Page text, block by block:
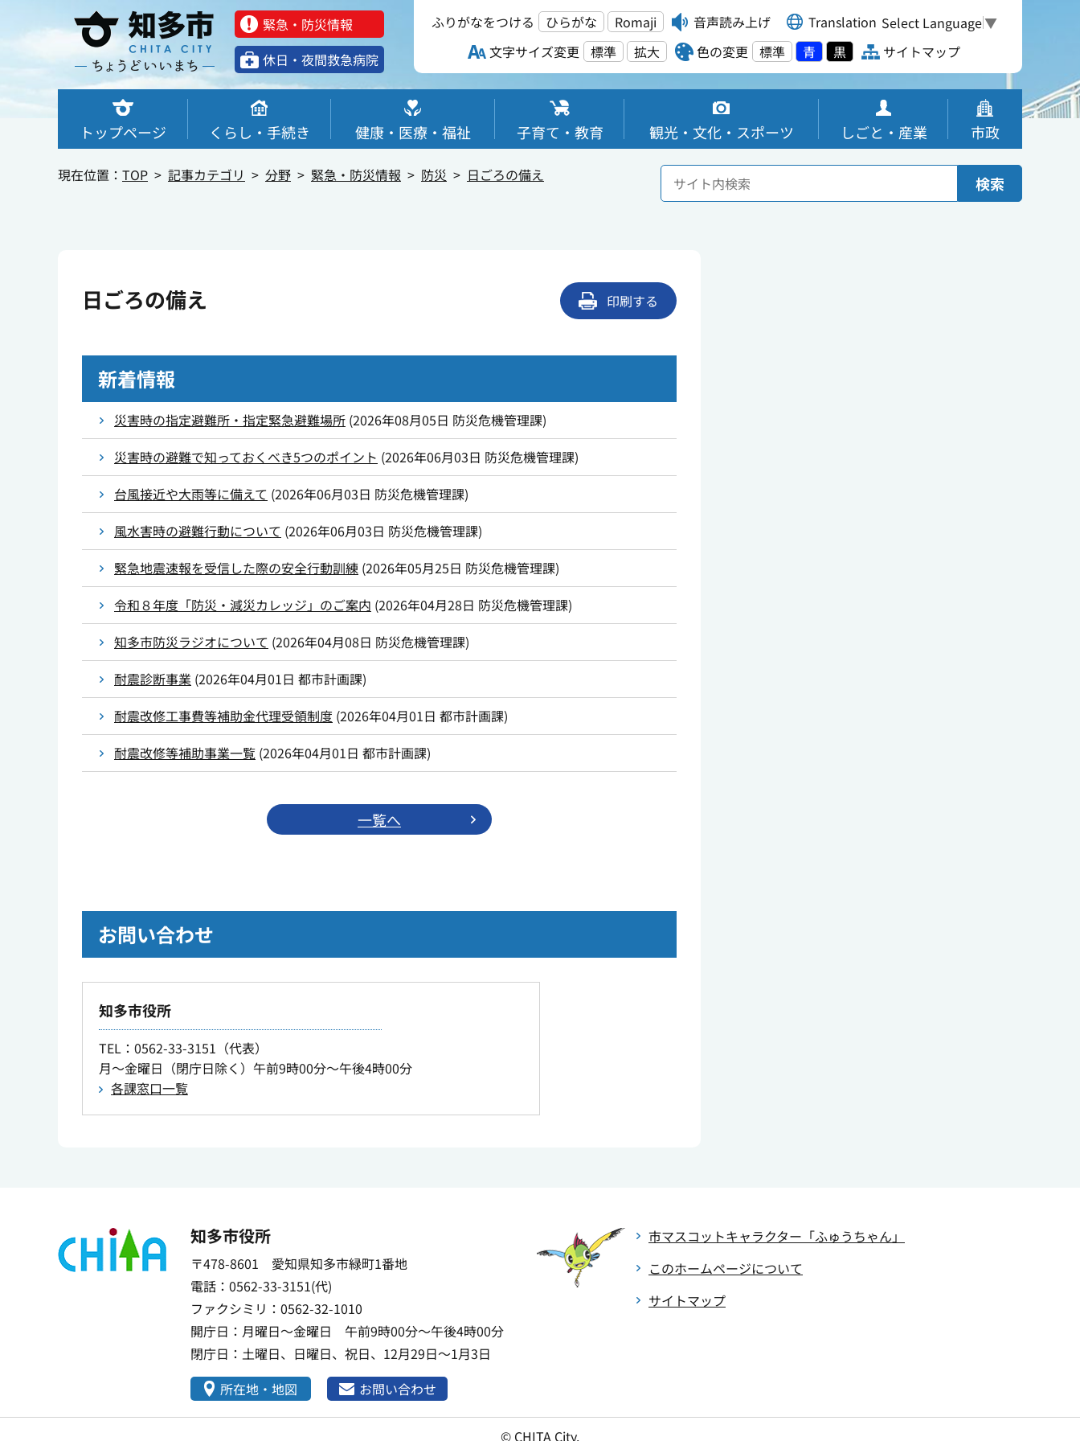
緊急・防災情報
休⽇・夜間救急病院
ふりがなをつける ひらがな Romaji 音声読み上げ Translation Select Language▼
文字サイズ変更
標準 拡大 色の変更 標準 青 黒 サイトマップ
トップページ くらし・手続き 健康・医療・福祉 子育て・教育 観光・文化・スポーツ しごと・産業 市政
現在位置： TOP 記事カテゴリ 分野 緊急・防災情報 防災 日ごろの備え 検索
日ごろの備え 印刷する
新着情報
災害時の指定避難所・指定緊急避難場所 (2026年08月05日 防災危機管理課)
災害時の避難で知っておくべき5つのポイント (2026年06月03日 防災危機管理課)
台風接近や大雨等に備えて (2026年06月03日 防災危機管理課)
風水害時の避難行動について (2026年06月03日 防災危機管理課)
緊急地震速報を受信した際の安全行動訓練 (2026年05月25日 防災危機管理課)
令和８年度「防災・減災カレッジ」のご案内 (2026年04月28日 防災危機管理課)
知多市防災ラジオについて (2026年04月08日 防災危機管理課)
耐震診断事業 (2026年04月01日 都市計画課)
耐震改修工事費等補助金代理受領制度 (2026年04月01日 都市計画課)
耐震改修等補助事業一覧 (2026年04月01日 都市計画課)
一覧へ
お問い合わせ
知多市役所
TEL ：0562-33-3151（代表）
月～金曜日（閉庁日除く）午前9時00分～午後4時00分
各課窓口一覧
知多市役所
〒478-8601 愛知県知多市緑町1番地
電話：0562-33-3151(代)
ファクシミリ：0562-32-1010
開庁日：月曜日～金曜日 午前9時00分～午後4時00分
閉庁日：土曜日、日曜日、祝日、12月29日～1月3日
所在地・地図
お問い合わせ
市マスコットキャラクター 「ふゅうちゃん」
このホームページについて
サイトマップ
© CHITA City.